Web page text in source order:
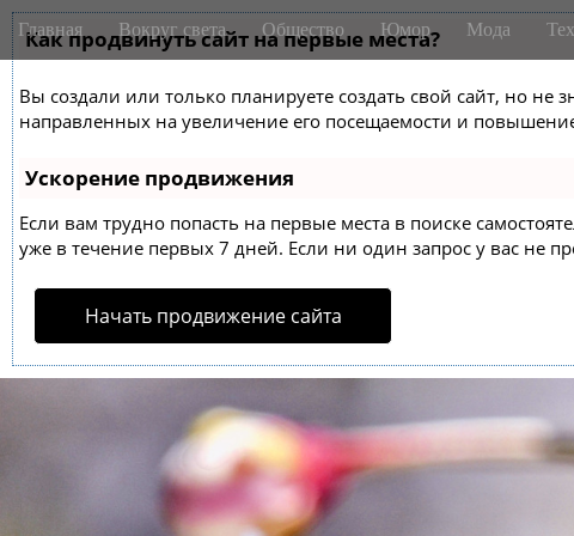
Как продвинуть сайт на первые места?
Вы создали или только планируете создать свой сайт, но не
направленных на увеличение его посещаемости и
Ускорение продвижения
Если вам трудно попасть на первые места в поиске
уже в течение первых 7 дней. Если ни один запрос у вас не
Начать продвижение сайта
M
a
n
m
e
n
u
i
Главная Вокруг света Общество Юмор Мода